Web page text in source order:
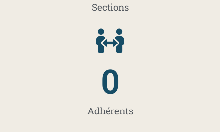
Sections
Adhérents
0